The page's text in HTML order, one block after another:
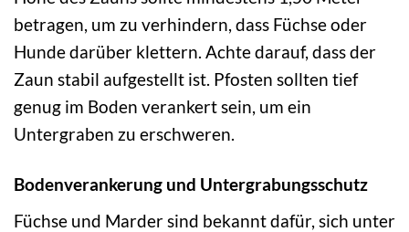
betragen, um zu verhindern, dass Füchse oder
Hunde darüber klettern. Achte darauf, dass der
Zaun stabil aufgestellt ist. Pfosten sollten tief
genug im Boden verankert sein, um ein
Untergraben zu erschweren.
Bodenverankerung und Untergrabungsschutz
Füchse und Marder sind bekannt dafür, sich unter